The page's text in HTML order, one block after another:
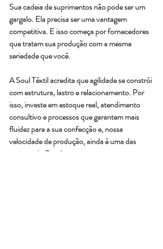
Sua cadeia de suprimentos não pode ser um
gargalo. Ela precisa ser uma vantagem
competitiva. E isso começa por fornecedores
que tratam sua produção com a mesma
seriedade que você.
A Soul Têxtil acredita que agilidade se constrói
com estrutura, lastro e relacionamento. Por
isso, investe em estoque real, atendimento
consultivo e processos que garantem mais
fluidez para a sua confecção e, nossa
velocidade de produção, ainda é uma das
maiores do Brasil.